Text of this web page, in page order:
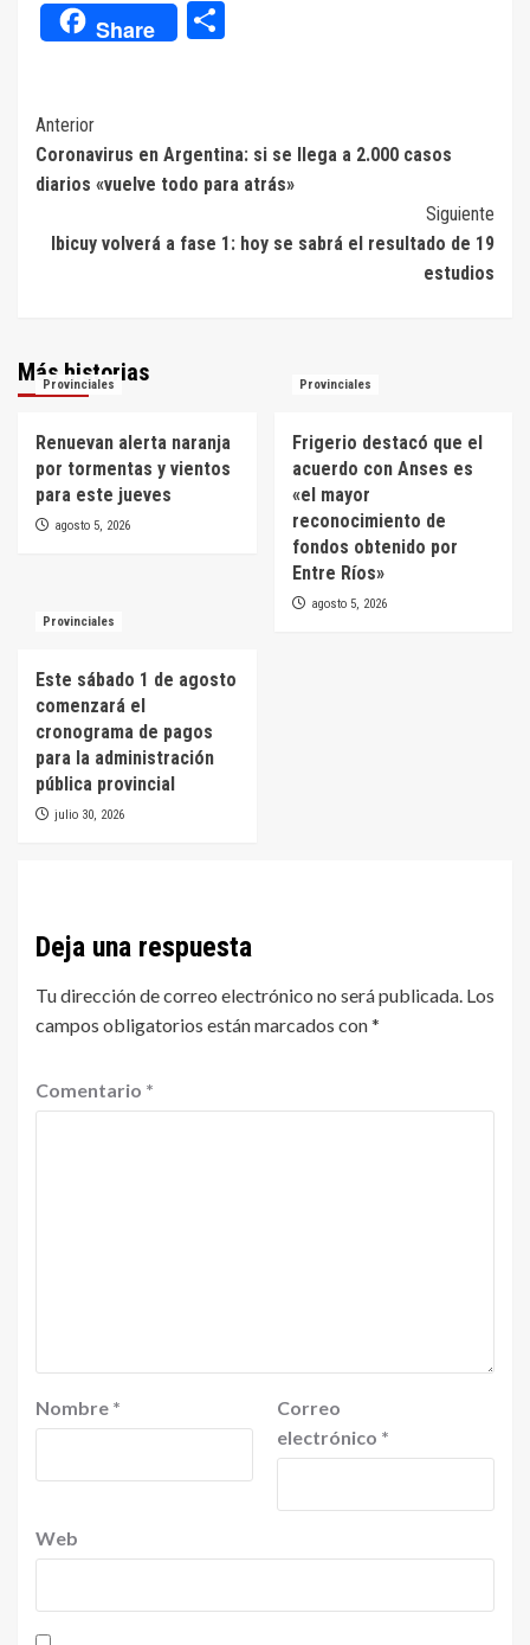
Share
Navegación
de
Anterior
Coronavirus en Argentina: si se llega a 2.000 casos
diarios «vuelve todo para atrás»
Siguiente
Ibicuy volverá a fase 1: hoy se sabrá el resultado de 19
estudios
Más historias
Provinciales
Renuevan alerta naranja
por tormentas y vientos
para este jueves
agosto 5, 2026
Provinciales
Frigerio destacó que el
acuerdo con Anses es
«el mayor
reconocimiento de
fondos obtenido por
Entre Ríos»
agosto 5, 2026
Provinciales
Este sábado 1 de agosto
comenzará el
cronograma de pagos
para la administración
pública provincial
julio 30, 2026
Deja una respuesta
Tu dirección de correo electrónico no será publicada. Los
campos obligatorios están marcados con*
Comentario *
Nombre *
Correo
electrónico *
Web